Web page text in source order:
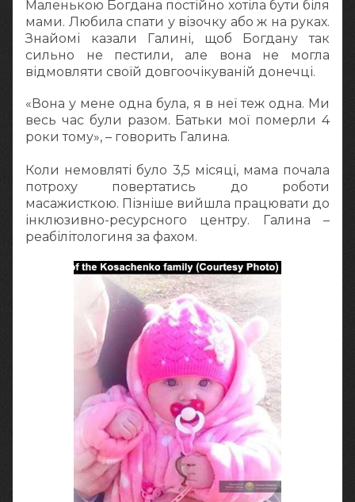
Маленькою Богдана постійно хотіла бути біля
мами. Любила спати у візочку або ж на руках.
Знайомі казали Галині, щоб Богдану так
сильно не пестили, але вона не могла
відмовляти своїй довгоочікуваній донечці.
«Вона у мене одна була, я в неї теж одна. Ми
весь час були разом. Батьки мої померли 4
роки тому», – говорить Галина.
Коли немовляті було 3,5 місяці, мама почала
потроху повертатись до роботи
масажисткою. Пізніше вийшла працювати до
інклюзивно-ресурсного центру. Галина –
реабілітологиня за фахом.